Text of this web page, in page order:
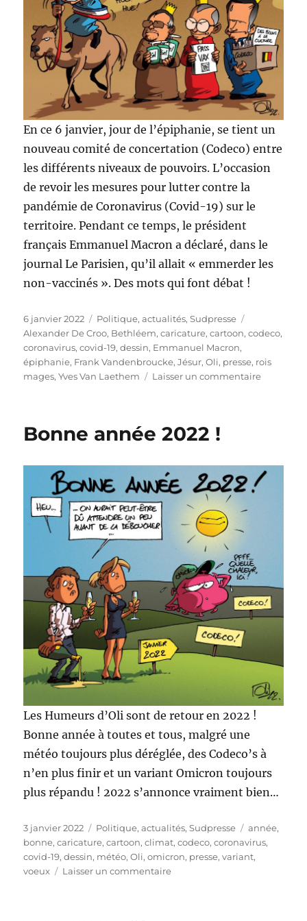
En ce 6 janvier, jour de l’épiphanie, se tient un
nouveau comité de concertation (Codeco) entre
les différents niveaux de pouvoirs. L’occasion
de revoir les mesures pour lutter contre la
pandémie de Coronavirus (Covid-19) sur le
territoire. Pendant ce temps, le président
français Emmanuel Macron a déclaré, dans le
journal Le Parisien, qu’il allait « emmerder les
non-vaccinés ». Des mots qui font débat !
Publié
le
6 janvier 2022 Catégories
Politique, actualités,Sudpresse
Alexander De Croo, Bethléem,caricature,cartoon,codeco,
coronavirus,covid-19,dessin, Emmanuel Macron,
épiphanie, Frank Vandenbroucke,Jésur,Oli, presse, rois
mages,Yves Van Laethem Laisser un commentairesur
Bonne année 2022 !
Les Humeurs d’Oli sont de retour en 2022 !
Bonne année à toutes et tous, malgré une
météo toujours plus déréglée, des Codeco’s à
n’en plus finir et un variant Omicron toujours
plus répandu ! 2022 s’annonce vraiment bien…
Publié
le
3 janvier 2022 Catégories
Politique, actualités,Sudpresse Étiquettes
année,
bonne,caricature,cartoon,climat,codeco,coronavirus,
covid-19,dessin, météo,Oli,omicron, presse,variant,
voeux
Laisser un commentairesur